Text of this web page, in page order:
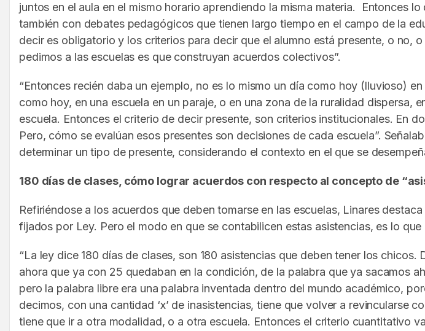
juntos en el aula en el mismo horario aprendiendo la misma materia. Entonces
también con debates pedagógicos que tienen largo tiempo en el campo de la
decir es obligatorio y los criterios para decir que el alumno está presente, o no,
pedimos a las escuelas es que construyan acuerdos colectivos”.
“Entonces recién daba un ejemplo, no es lo mismo un día como hoy (lluvioso)
como hoy, en una escuela en un paraje, o en una zona de la ruralidad dispersa,
escuela. Entonces el criterio de decir presente, son criterios institucionales. En
Pero, cómo se evalúan esos presentes son decisiones de cada escuela”.
determinar un tipo de presente, considerando el contexto en el que se
180 días de clases, cómo lograr acuerdos con respecto al concepto de
Refiriéndose a los acuerdos que deben tomarse en las escuelas, Linares
fijados por Ley. Pero el modo en que se contabilicen estas asistencias, es lo
“La ley dice 180 días de clases, son 180 asistencias que deben tener los
ahora que ya con 25 quedaban en la condición, de la palabra que ya sacamos
pero la palabra libre era una palabra inventada dentro del mundo académico,
decimos, con una cantidad ‘x’ de inasistencias, tiene que volver a revincularse
tiene que ir a otra modalidad, o a otra escuela. Entonces el criterio cuantitativo